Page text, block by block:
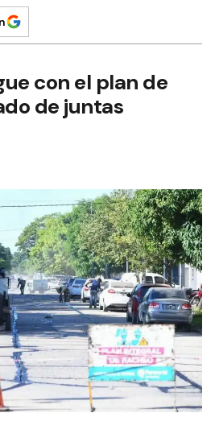
con el plan de
de juntas